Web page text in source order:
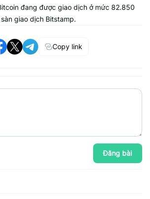
đang được giao dịch ở mức 82.850
giao dịch Bitstamp.
Copy link
Đăng bài